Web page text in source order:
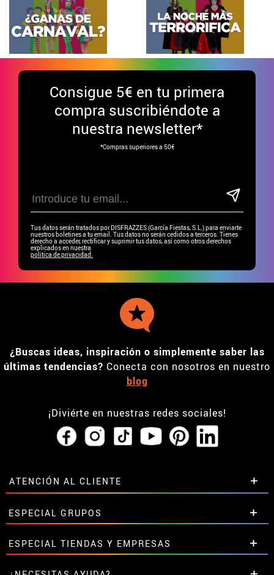
Consigue 5€ en tu primera
compra suscribiéndote a
nuestra newsletter*
*Compras superiores a 50€
Tus datos serán tratados por DISFRAZZES (García Fiestas, S.L.) para enviarte
nuestros boletines a tu email. Tus datos no serán cedidos a terceros. Tienes
derecho a acceder, rectificar y suprimir tus datos, así como otros derechos
explicados en nuestra
política de privacidad.
¿Buscas ideas, inspiración o simplemente saber las
últimas tendencias? Conecta con nosotros en nuestro
blog
¡Diviérte en nuestras redes sociales!
ATENCIÓN AL CLIENTE
• Horario tienda IBI
•Descuento estudiantes
• Sobre nosotros
• Condiciones de venta
• Aviso legal yPrivacidad
ESPECIAL GRUPOS
Descuentos especiales para grupos.
Contáctanos aquí
ESPECIAL TIENDAS Y EMPRESAS